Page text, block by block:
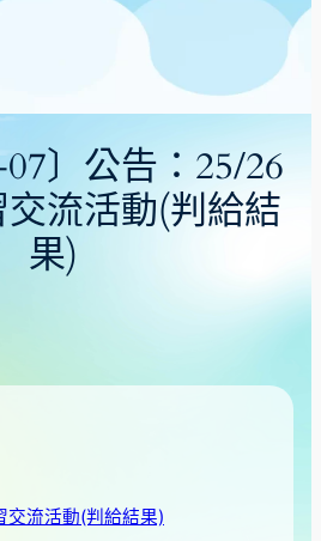
〕公告：25/26
流活動(判給結
果)
流活動(判給結果)